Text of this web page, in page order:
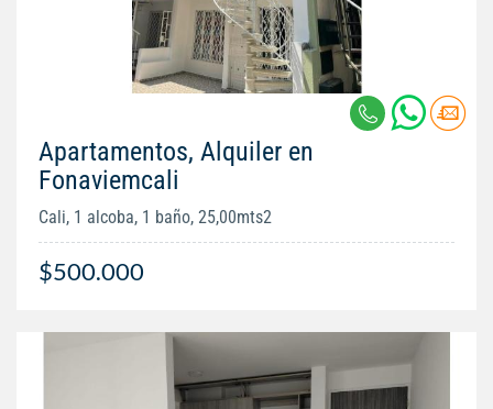
Apartamentos, Alquiler en
Fonaviemcali
Cali, 1 alcoba, 1 baño, 25,00mts2
$500.000